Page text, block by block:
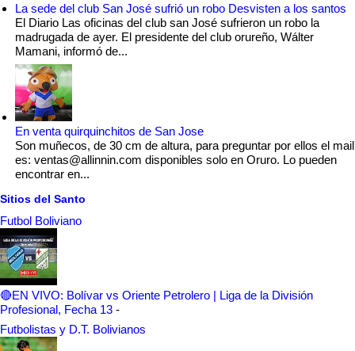
La sede del club San José sufrió un robo Desvisten a los santos
El Diario Las oficinas del club san José sufrieron un robo la
madrugada de ayer. El presidente del club orureño, Wálter
Mamani, informó de...
En venta quirquinchitos de San Jose
Son muñecos, de 30 cm de altura, para preguntar por ellos el mail
es: ventas@allinnin.com disponibles solo en Oruro. Lo pueden
encontrar en...
Sitios del Santo
Futbol Boliviano
🔴EN VIVO: Bolívar vs Oriente Petrolero | Liga de la División
Profesional, Fecha 13 -
Futbolistas y D.T. Bolivianos